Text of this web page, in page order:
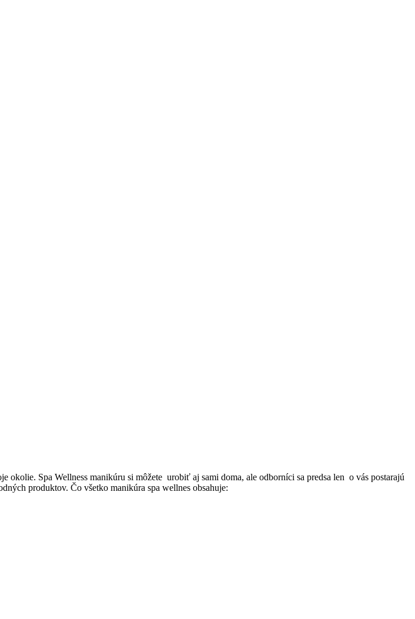
Spa Wellness manikúru si môžete urobiť aj sami doma, ale odborníci sa predsa len o vás postarajú
produktov. Čo všetko manikúra spa wellnes obsahuje: